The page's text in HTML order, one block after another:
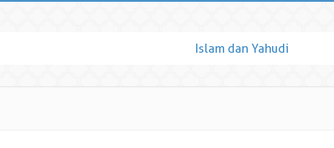
Islam dan Yahudi